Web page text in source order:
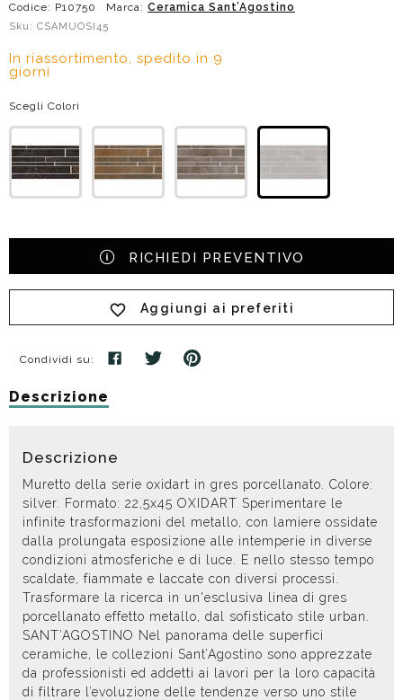
Codice: P10750 Marca: Ceramica Sant’Agostino
Sku: CSAMUOSI45
In riassortimento, spedito in 9
giorni
Scegli Colori
RICHIEDI PREVENTIVO
Aggiungi ai preferiti
Condividi su:
Descrizione
Descrizione
Muretto della serie oxidart in gres porcellanato. Colore:
silver. Formato: 22,5x45 OXIDART Sperimentare le
infinite trasformazioni del metallo, con lamiere ossidate
dalla prolungata esposizione alle intemperie in diverse
condizioni atmosferiche e di luce. E nello stesso tempo
scaldate, fiammate e laccate con diversi processi.
Trasformare la ricerca in un'esclusiva linea di gres
porcellanato effetto metallo, dal sofisticato stile urban.
SANT’AGOSTINO Nel panorama delle superfici
ceramiche, le collezioni Sant’Agostino sono apprezzate
da professionisti ed addetti ai lavori per la loro capacità
di filtrare l’evoluzione delle tendenze verso uno stile